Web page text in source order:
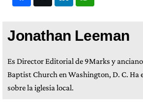
Jonathan Leeman
Es Director Editorial de 9Marks y
Baptist Church en Washington, D. C. Ha
sobre la iglesia local.